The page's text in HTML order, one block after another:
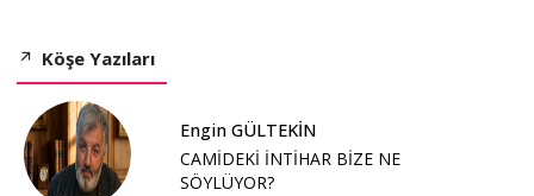
Köşe Yazıları
Engin GÜLTEKİN
CAMİDEKİ İNTİHAR BİZE NE
SÖYLÜYOR?